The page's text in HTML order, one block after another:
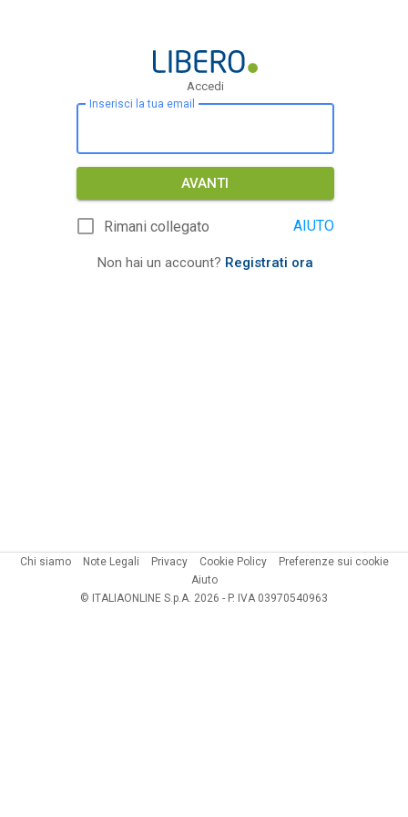
Accedi
Inserisci la tua email
AVANTI
Rimani collegato AIUTO
Non hai un account? Registrati ora
Chi siamo Note Legali Privacy Cookie Policy
Preferenze sui cookie
Aiuto
© ITALIAONLINE S.p.A. 2026 - P. IVA 03970540963